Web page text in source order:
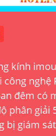
kính imou
công nghệ
đêm có
phân giải
bị giám